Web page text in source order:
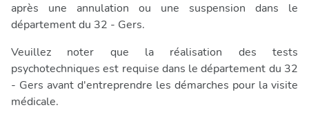
Test Psychotechnique
après une annulation ou une suspension dans le
département du 32 - Gers.
Veuillez noter que la réalisation des tests
psychotechniques est requise dans le département du 32
- Gers avant d'entreprendre les démarches pour la visite
médicale.